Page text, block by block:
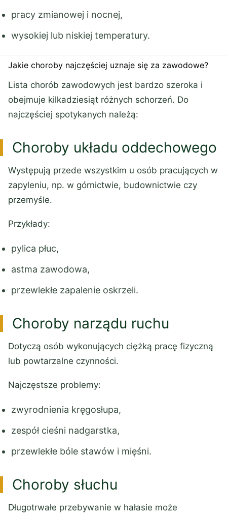
pracy zmianowej i nocnej,
wysokiej lub niskiej temperatury.
Jakie choroby najczęściej uznaje się za zawodowe?
Lista chorób zawodowych jest bardzo szeroka i
obejmuje kilkadziesiąt różnych schorzeń. Do
najczęściej spotykanych należą:
Choroby układu oddechowego
Występują przede wszystkim u osób pracujących w
zapyleniu, np. w górnictwie, budownictwie czy
przemyśle.
Przykłady:
pylica płuc,
astma zawodowa,
przewlekłe zapalenie oskrzeli.
Choroby narządu ruchu
Dotyczą osób wykonujących ciężką pracę fizyczną
lub powtarzalne czynności.
Najczęstsze problemy:
zwyrodnienia kręgosłupa,
zespół cieśni nadgarstka,
przewlekłe bóle stawów i mięśni.
Choroby słuchu
Długotrwałe przebywanie w hałasie może